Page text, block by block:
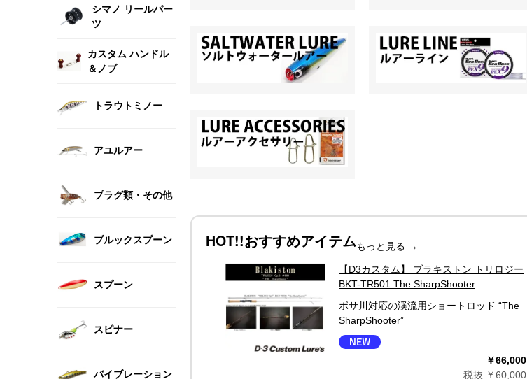
シマノ リールパー
ツ
カスタム ハンドル
＆ノブ
トラウトミノー
アユルアー
プラグ類・その他
ブルックスプーン
スプーン
スピナー
バイブレーション
HOT!!おすすめアイテムもっと見る →
【D3カスタム】 ブラキストン トリロジー
BKT-TR501 The SharpShooter
ボサ川対応の渓流用ショートロッド “The
SharpShooter”
￥66,000
税抜 ￥60,000